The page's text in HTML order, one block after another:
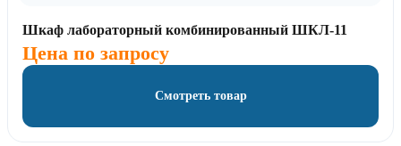
Шкаф лабораторный комбинированный ШКЛ-11
Цена по запросу
Смотреть товар